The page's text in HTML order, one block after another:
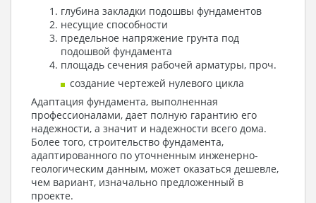
глубина закладки подошвы фундаментов
несущие способности
предельное напряжение грунта под
подошвой фундамента
площадь сечения рабочей арматуры, проч.
создание чертежей нулевого цикла
Адаптация фундамента, выполненная
профессионалами, дает полную гарантию его
надежности, а значит и надежности всего дома.
Более того, строительство фундамента,
адаптированного по уточненным инженерно-
геологическим данным, может оказаться дешевле,
чем вариант, изначально предложенный в
проекте.